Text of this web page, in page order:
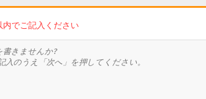
でご記入ください